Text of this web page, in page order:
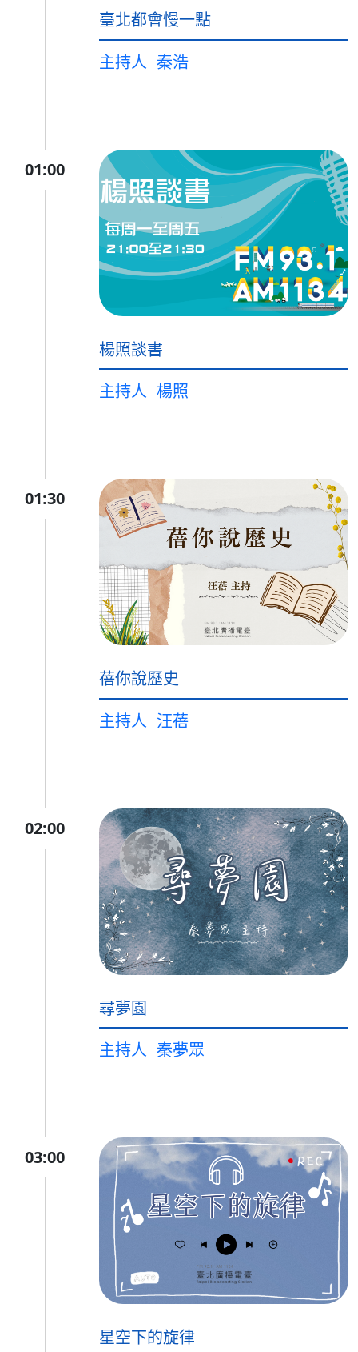
臺北都會慢一點
主持人 秦浩
01:00
楊照談書
主持人 楊照
01:30
蓓你說歷史
主持人 汪蓓
02:00
尋夢園
主持人 秦夢眾
03:00
星空下的旋律